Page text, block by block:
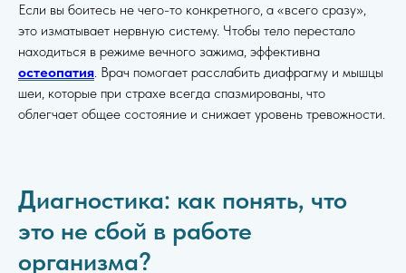
Если вы боитесь не чего-то конкретного, а «всего сразу»,
это изматывает нервную систему. Чтобы тело перестало
находиться в режиме вечного зажима, эффективна
остеопатия. Врач помогает расслабить диафрагму и мышцы
шеи, которые при страхе всегда спазмированы, что
облегчает общее состояние и снижает уровень тревожности.
Диагностика: как понять, что
это не сбой в работе
организма?